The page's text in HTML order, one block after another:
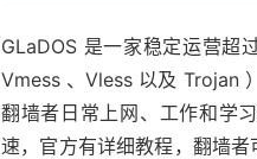
GLaDOS 是一家稳定运营超
Vmess 、Vless 以及 Trojan
翻墙者日常上网、工作和学
速，官方有详细教程，翻墙